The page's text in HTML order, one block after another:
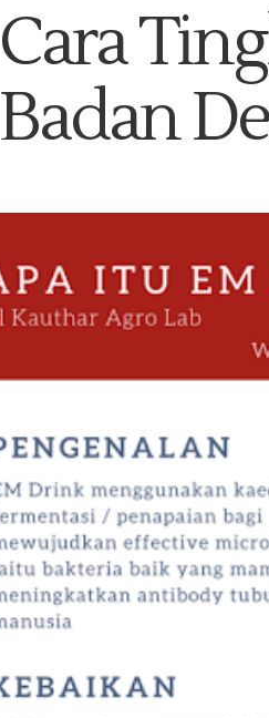
Cara
Badan